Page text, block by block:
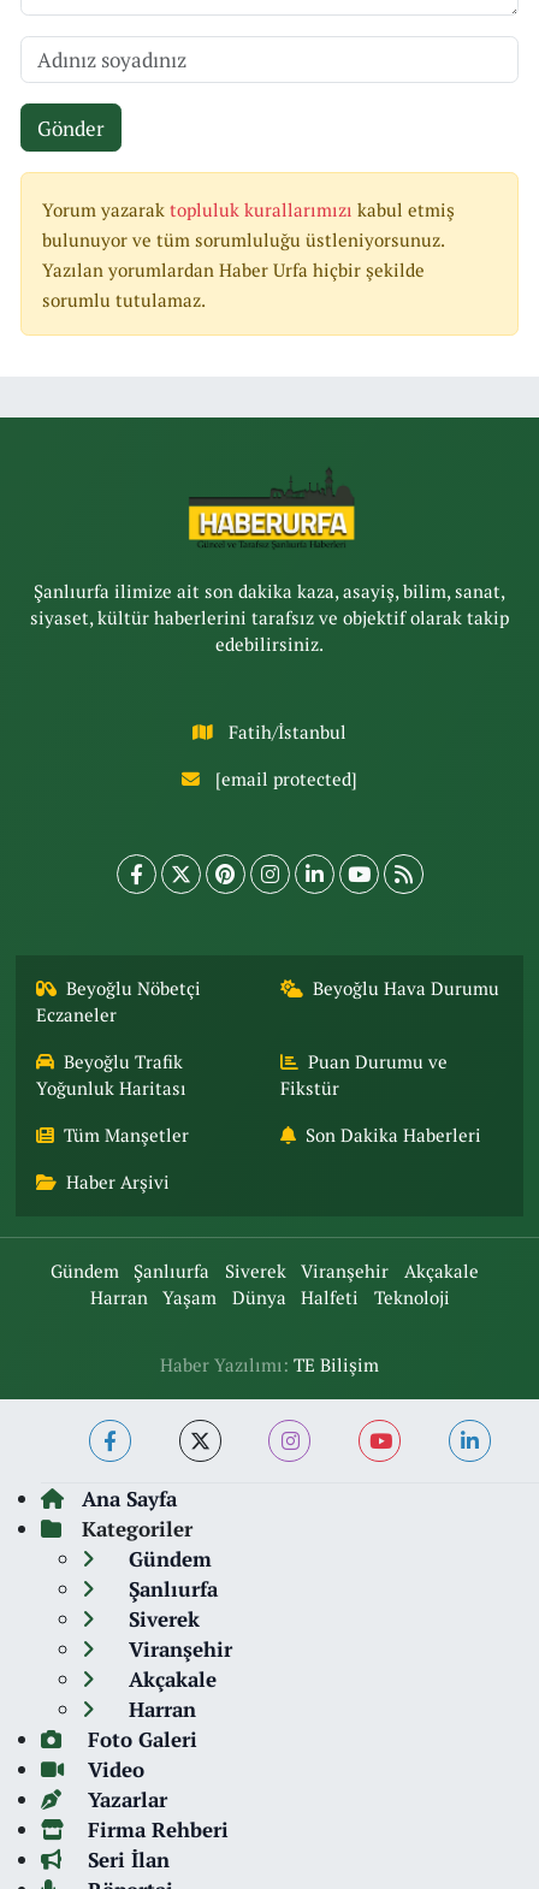
Gönder
Yorum yazarak topluluk kurallarımızı kabul etmiş
bulunuyor ve tüm sorumluluğu üstleniyorsunuz.
Yazılan yorumlardan Haber Urfa hiçbir şekilde
sorumlu tutulamaz.
Şanlıurfa ilimize ait son dakika kaza, asayiş, bilim, sanat,
siyaset, kültür haberlerini tarafsız ve objektif olarak takip
edebilirsiniz.
Fatih/İstanbul
[email protected]
Beyoğlu Nöbetçi
Eczaneler
Beyoğlu Hava Durumu
Beyoğlu Trafik
Yoğunluk Haritası
Puan Durumu ve
Fikstür
Tüm Manşetler Son Dakika Haberleri
Haber Arşivi
Gündem Şanlıurfa Siverek Viranşehir
Akçakale
Harran
Yaşam Dünya Halfeti Teknoloji
Haber Yazılımı: TE Bilişim
Ana Sayfa
Kategoriler
Gündem
Şanlıurfa
Siverek
Viranşehir
Akçakale
Harran
Foto Galeri
Video
Yazarlar
Firma Rehberi
Seri İlan